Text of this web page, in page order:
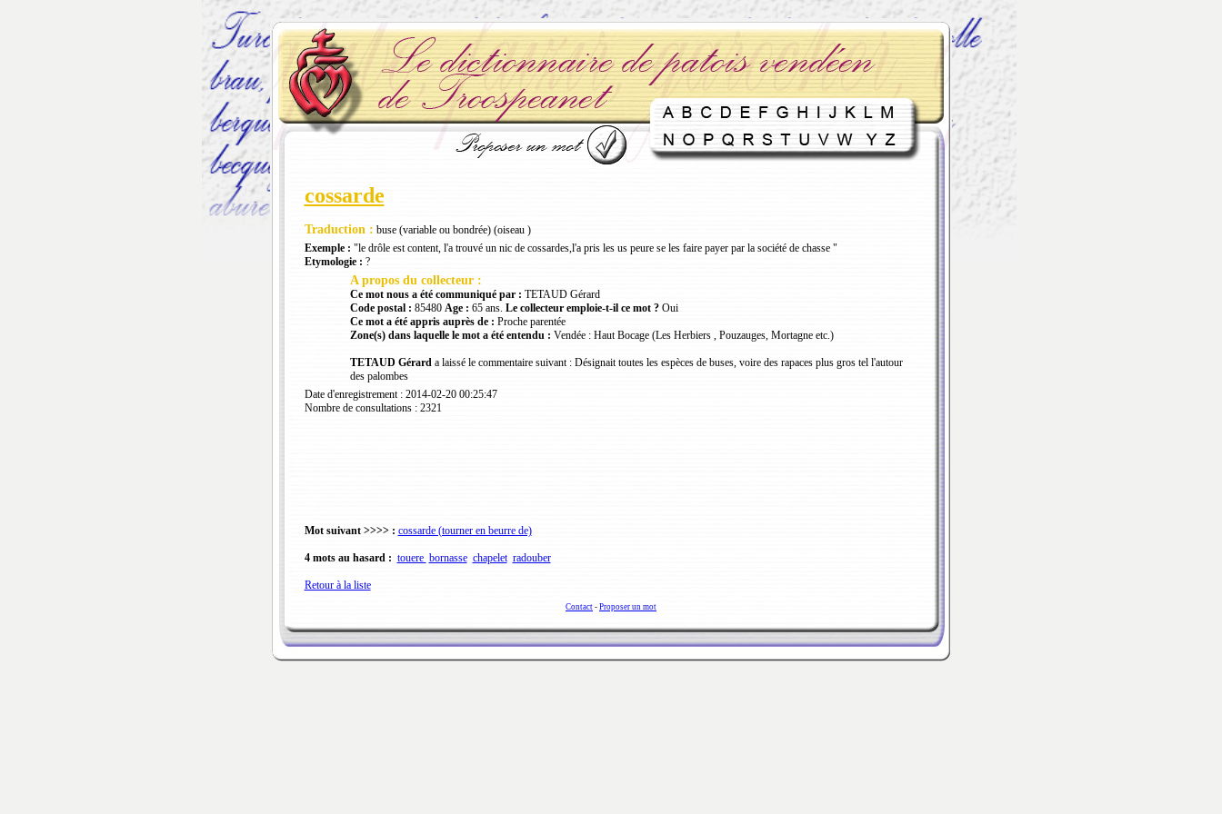
cossarde
Traduction : buse (variable ou bondrée) (oiseau )
Exemple : "le drôle est content, l'a trouvé un nic de cossardes,l'a pris les us peure se les faire payer par la société de chasse "
Etymologie : ?
A propos du collecteur :
Ce mot nous a été communiqué par : TETAUD Gérard
Code postal : 85480 Age : 65 ans. Le collecteur emploie-t-il ce mot ?Oui
Ce mot a été appris auprès de : Proche parentée
Zone(s) dans laquelle le mot a été entendu : Vendée : Haut Bocage (Les Herbiers , Pouzauges, Mortagne etc.)
TETAUD Gérarda laissé le commentaire suivant : Désignait toutes les espèces de buses, voire des rapaces plus gros tel l'autour
des palombes
Date d'enregistrement : 2014-02-20 00:25:47
Nombre de consultations : 2321
Mot suivant >>>> : cossarde (tourner en beurre de)
4 mots au hasard : touere bornasse chapelet radouber
Retour à la liste
Contact - Proposer un mot